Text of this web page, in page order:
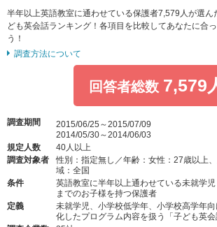
半年以上英語教室に通わせている保護者7,579人が選ん
ども英会話ランキング！各項目を比較してあなたに合
う！
調査方法について
回答者総数 7,579
調査期間
2015/06/25～2015/07/09
2014/05/30～2014/06/03
規定人数
40人以上
調査対象者
性別：指定無し／年齢：女性：27歳以上
域：全国
条件
英語教室に半年以上通わせている未就学
までのお子様を持つ保護者
定義
未就学児、小学校低学年、小学校高学年
化したプログラム内容を扱う「子ども英会